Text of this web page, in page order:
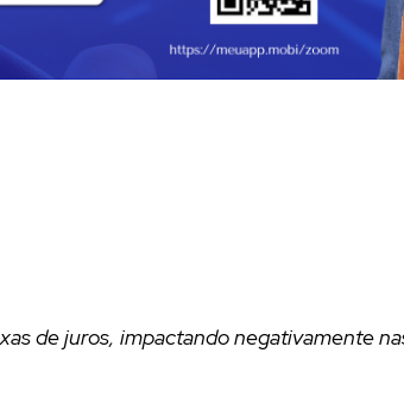
de juros, impactando negativamente